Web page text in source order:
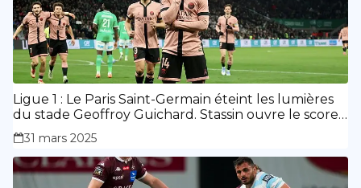
Ligue 1 : Le Paris Saint-Germain éteint les lumières
du stade Geoffroy Guichard. Stassin ouvre le score,
doublé de Doué.
31 mars 2025